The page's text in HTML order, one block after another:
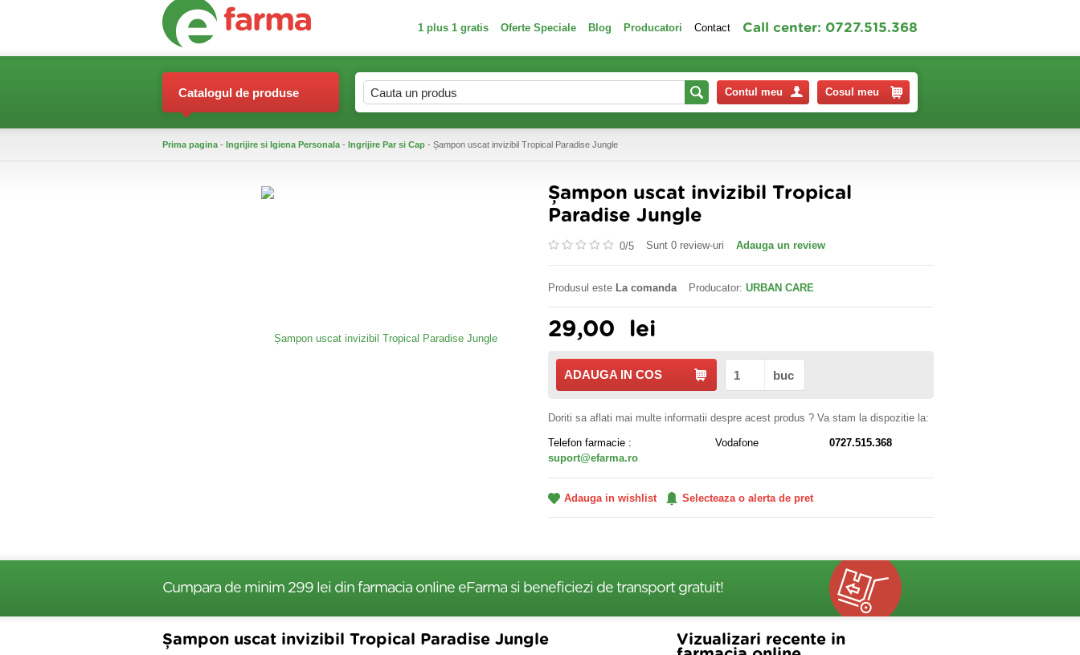
1 plus 1 gratis Oferte Speciale Blog Producatori Contact Call center: 0727.515.368
Catalogul de produse Contul meu Cosul meu
Prima pagina - Ingrijire si Igiena Personala - Ingrijire Par si Cap - Șampon uscat invizibil Tropical Paradise Jungle
Șampon uscat invizibil Tropical
Paradise Jungle
0/5 Sunt 0 review-uri Adauga un review
Produsul este La comanda Producator: URBAN CARE
29,00 lei
ADAUGA IN COS buc
Doriti sa aflati mai multe informatii despre acest produs ? Va stam la dispozitie la:
Telefon farmacie : Vodafone
0727.515.368
suport@efarma.ro
Adauga in wishlist Selecteaza o alerta de pret
Cumpara de minim 299 lei din farmacia online eFarma si beneficiezi de transport gratuit!
Șampon uscat invizibil Tropical Paradise Jungle
Vizualizari recente in